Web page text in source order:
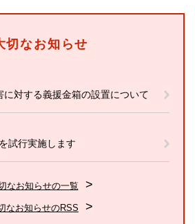
切なお知らせ
対する義援金箱の設置について
試行実施します
なお知らせの一覧
なお知らせのRSS